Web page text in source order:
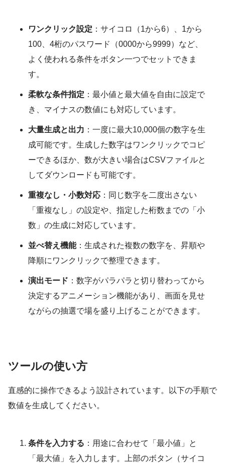
ワンクリック設定 ：サイコロ（1から6）、1から
100、4桁のパスワード（0000から9999）など、
よく使われる条件をボタン一つでセットできま
す。
柔軟な条件指定 ：最小値と最大値を自由に設定で
き、マイナスの数値にも対応しています。
大量生成と出力 ：一度に最大10,000個の数字を生
成可能です。生成した数字はワンクリックでコピ
ーできるほか、数が大きい場合はCSVファイルと
してダウンロードも可能です。
重複なし・小数対応 ：同じ数字を二度出さない
「重複なし」の設定や、指定した桁数までの「小
数」の生成に対応しています。
並べ替え機能：生成された複数の数字を、昇順や
降順にワンクリックで整理できます。
演出モード ：数字がパラパラと切り替わってから
決定するアニメーション機能があり、画面を見せ
ながらの抽選で場を盛り上げることができます。
ツールの使い方
直感的に操作できるよう設計されています。以下の手順で
数値を生成してください。
条件を入力する ：用途に合わせて「最小値」と
「最大値」を入力します。上部のボタン（サイコ